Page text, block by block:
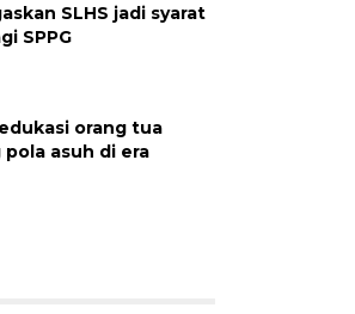
SLHS jadi syarat
SPPG
orang tua
asuh di era